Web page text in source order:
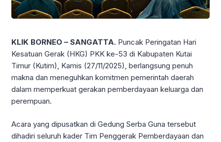
KLIK BORNEO – SANGATTA. Puncak Peringatan Hari
Kesatuan Gerak (HKG) PKK ke-53 di Kabupaten Kutai
Timur (Kutim), Kamis (27/11/2025), berlangsung penuh
makna dan meneguhkan komitmen pemerintah daerah
dalam memperkuat gerakan pemberdayaan keluarga dan
perempuan.
Acara yang dipusatkan di Gedung Serba Guna tersebut
dihadiri seluruh kader Tim Penggerak Pemberdayaan dan